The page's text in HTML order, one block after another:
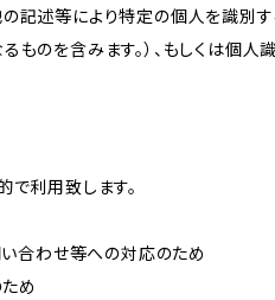
記述等により特定の個人を識別
ものを含みます。）、もしくは個
で利用致します。
い合わせ等への対応のため
め